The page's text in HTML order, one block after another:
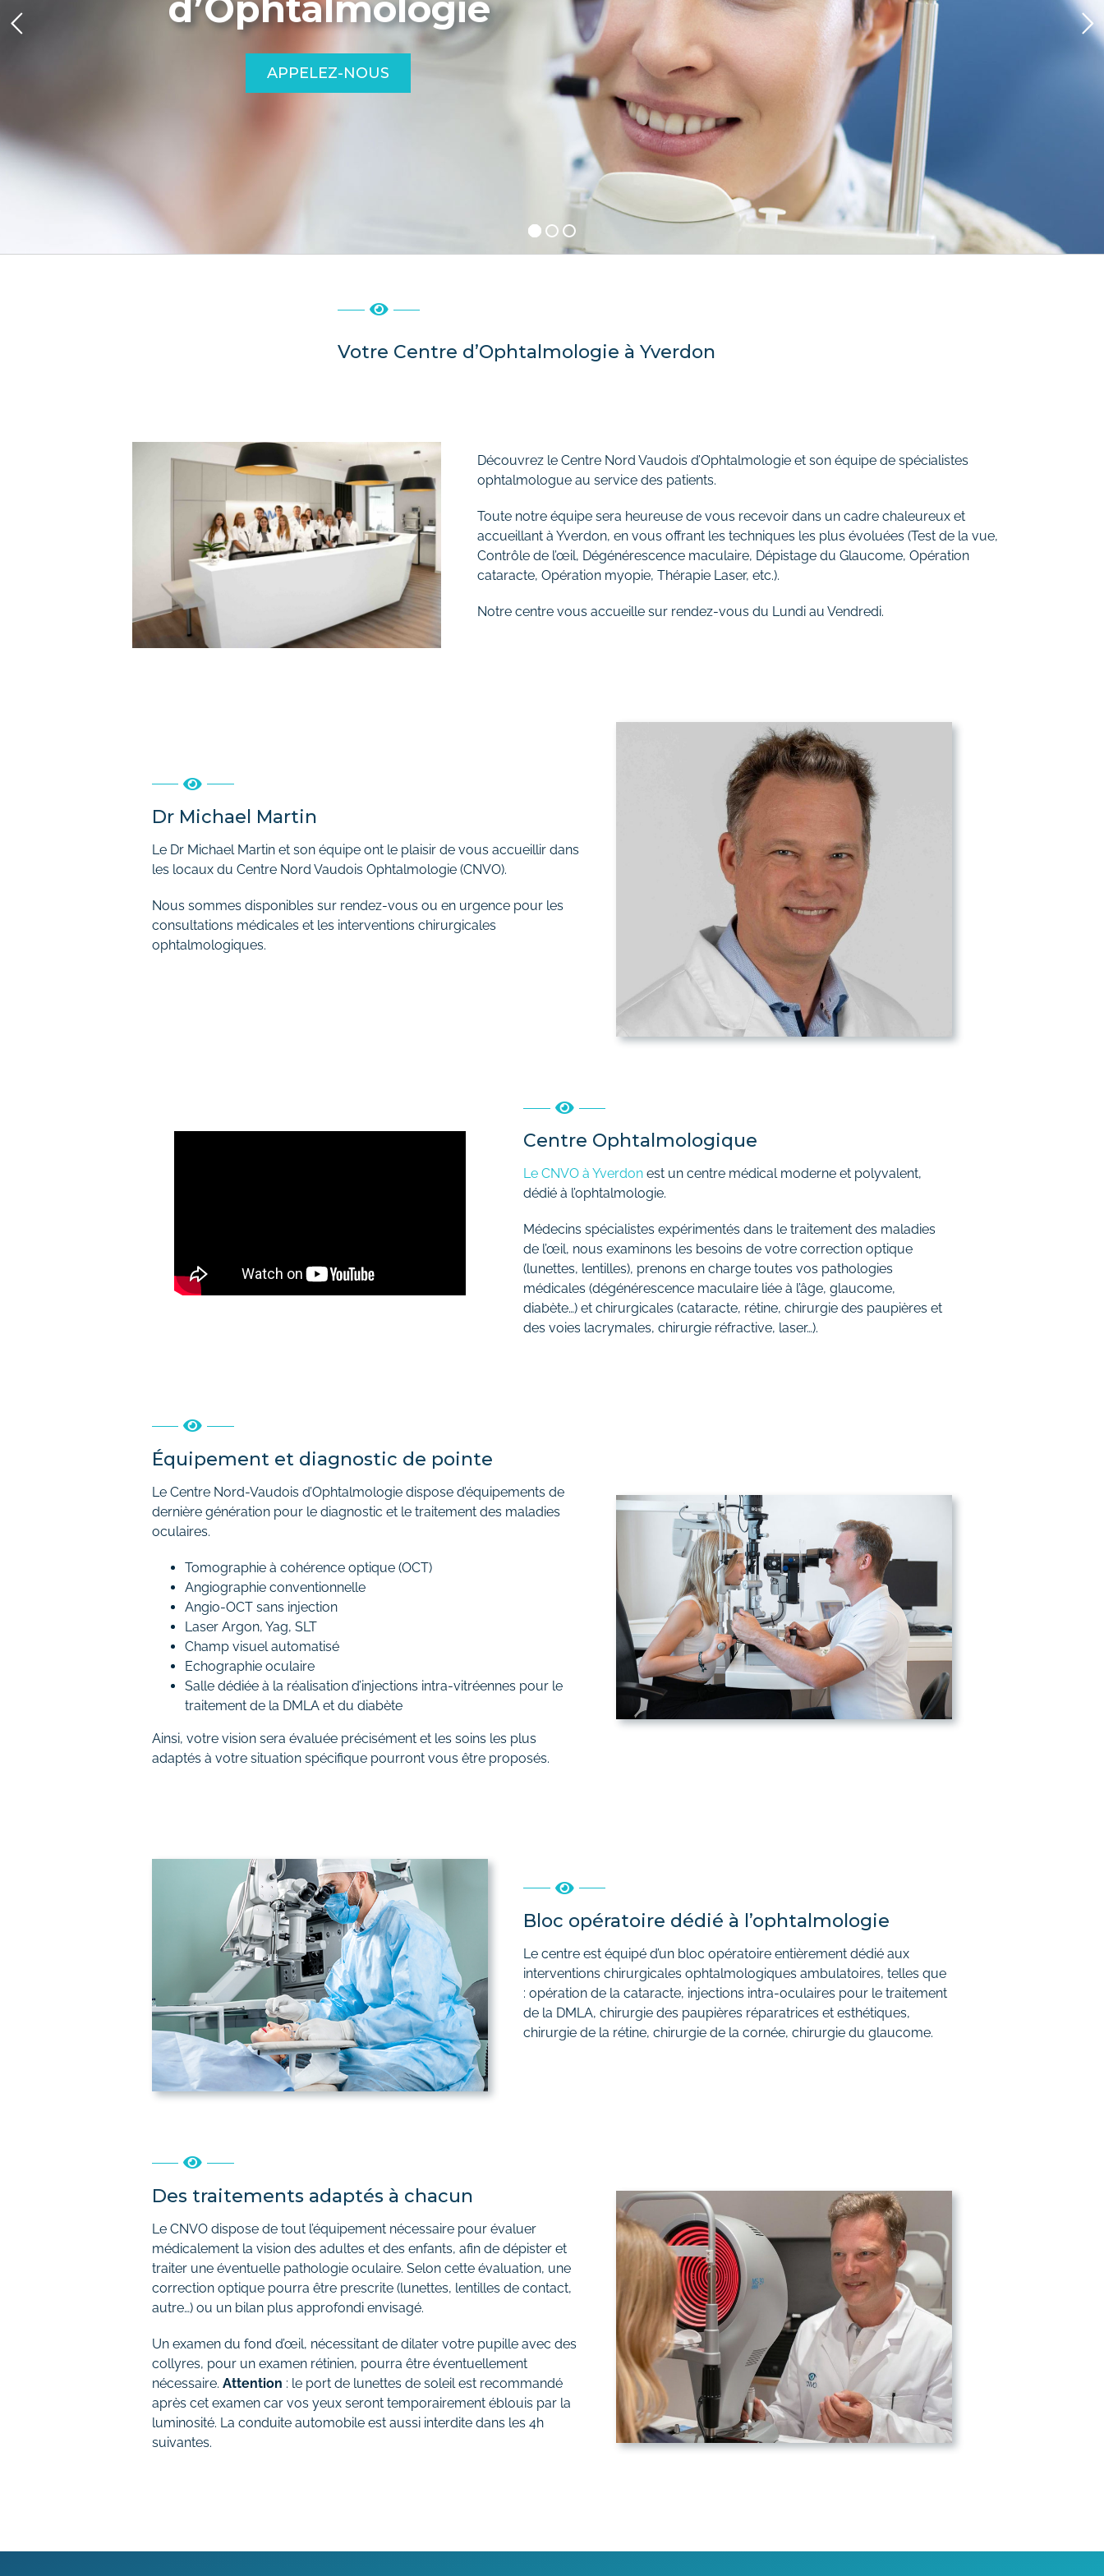
APPELEZ-NOUS
Votre Centre d’Ophtalmologie à Yverdon
Découvrez le Centre Nord Vaudois d’Ophtalmologie et son équipe de spécialistes
ophtalmologue au service des patients.
Toute notre équipe sera heureuse de vous recevoir dans un cadre chaleureux et
accueillant à Yverdon, en vous offrant les techniques les plus évoluées (Test de la vue,
Contrôle de l’œil, Dégénérescence maculaire, Dépistage du Glaucome, Opération
cataracte, Opération myopie, Thérapie Laser, etc.).
Notre centre vous accueille sur rendez-vous du Lundi au Vendredi.
Dr Michael Martin
Le Dr Michael Martin et son équipe ont le plaisir de vous accueillir dans
les locaux du Centre Nord Vaudois Ophtalmologie (CNVO).
Nous sommes disponibles sur rendez-vous ou en urgence pour les
consultations médicales et les interventions chirurgicales
ophtalmologiques.
Centre Ophtalmologique
Le CNVO à Yverdon est un centre médical moderne et polyvalent,
dédié à l’ophtalmologie.
Médecins spécialistes expérimentés dans le traitement des maladies
de l’œil, nous examinons les besoins de votre correction optique
(lunettes, lentilles), prenons en charge toutes vos pathologies
médicales (dégénérescence maculaire liée à l’âge, glaucome,
diabète…) et chirurgicales (cataracte, rétine, chirurgie des paupières et
des voies lacrymales, chirurgie réfractive, laser…).
Équipement et diagnostic de pointe
Le Centre Nord-Vaudois d’Ophtalmologie dispose d’équipements de
dernière génération pour le diagnostic et le traitement des maladies
oculaires.
Tomographie à cohérence optique (OCT)
Angiographie conventionnelle
Angio-OCT sans injection
Laser Argon, Yag, SLT
Champ visuel automatisé
Echographie oculaire
Salle dédiée à la réalisation d’injections intra-vitréennes pour le
traitement de la DMLA et du diabète
Ainsi, votre vision sera évaluée précisément et les soins les plus
adaptés à votre situation spécifique pourront vous être proposés.
Bloc opératoire dédié à l’ophtalmologie
Le centre est équipé d’un bloc opératoire entièrement dédié aux
interventions chirurgicales ophtalmologiques ambulatoires, telles que
: opération de la cataracte, injections intra-oculaires pour le traitement
de la DMLA, chirurgie des paupières réparatrices et esthétiques,
chirurgie de la rétine, chirurgie de la cornée, chirurgie du glaucome.
Des traitements adaptés à chacun
Le CNVO dispose de tout l’équipement nécessaire pour évaluer
médicalement la vision des adultes et des enfants, afin de dépister et
traiter une éventuelle pathologie oculaire. Selon cette évaluation, une
correction optique pourra être prescrite (lunettes, lentilles de contact,
autre…) ou un bilan plus approfondi envisagé.
Un examen du fond d’œil, nécessitant de dilater votre pupille avec des
collyres, pour un examen rétinien, pourra être éventuellement
nécessaire. Attention : le port de lunettes de soleil est recommandé
après cet examen car vos yeux seront temporairement éblouis par la
luminosité. La conduite automobile est aussi interdite dans les 4h
suivantes.